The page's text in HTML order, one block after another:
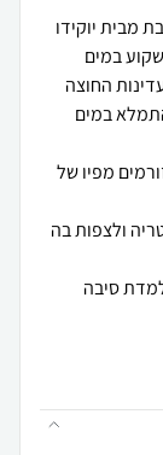
במים
במים
מפיו של
ולצפות בה
סיבה